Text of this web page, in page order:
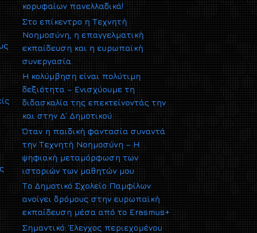
κορυφαίων πανελλαδικά!
Στο επίκεντρο η Τεχνητή
Νοημοσύνη, η επαγγελματική
εκπαίδευση και η ευρωπαϊκή
συνεργασία
Η κολύμβηση είναι πολύτιμη
δεξιότητα – Ενισχύουμε τη
διδασκαλία της επεκτείνοντάς την
και στην Δ΄ Δημοτικού
Όταν η παιδική φαντασία συναντά
την Τεχνητή Νοημοσύνη – Η
ψηφιακή μεταμόρφωση των
ιστοριών των μαθητών μου
Το Δημοτικό Σχολείο Παμφίλων
ανοίγει δρόμους στην ευρωπαϊκή
εκπαίδευση μέσα από το Erasmus+
Σημαντικό: Έλεγχος περιεχομένου